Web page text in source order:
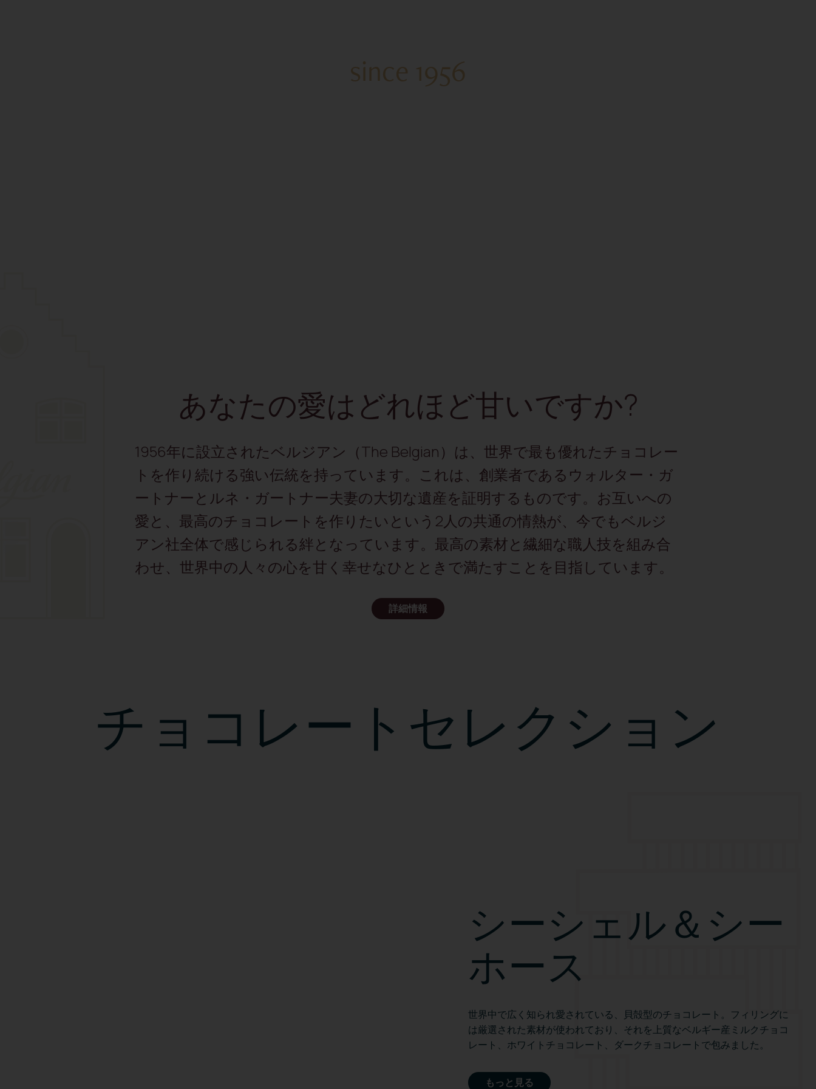
since 1956
あなたの愛はどれほど甘いですか?
1956年に設立されたベルジアン（The Belgian）は、世界で最も優れたチョコレー
トを作り続ける強い伝統を持っています。これは、創業者であるウォルター・ガ
ートナーとルネ・ガートナー夫妻の大切な遺産を証明するものです。お互いへの
愛と、最高のチョコレートを作りたいという2人の共通の情熱が、今でもベルジ
アン社全体で感じられる絆となっています。最高の素材と繊細な職人技を組み合
わせ、世界中の人々の心を甘く幸せなひとときで満たすことを目指しています。
詳細情報
チョコレートセレクション
シーシェル＆シー
ホース
世界中で広く知られ愛されている、貝殻型のチョコレート。フィリングに
は厳選された素材が使われており、それを上質なベルギー産ミルクチョコ
レート、ホワイトチョコレート、ダークチョコレートで包みました。
もっと見る